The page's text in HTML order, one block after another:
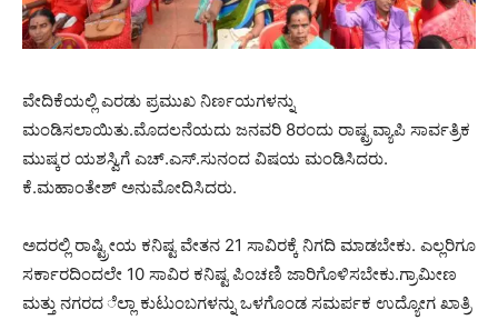
ವೇದಿಕೆಯಲ್ಲಿ ಎರಡು ಪ್ರಮುಖ ನಿರ್ಣಯಗಳನ್ನು
ಮಂಡಿಸಲಾಯಿತು.ಮೊದಲನೆಯದು ಜನವರಿ 8ರಂದು ರಾಷ್ಟ್ರವ್ಯಾಪಿ ಸಾರ್ವತ್ರಿಕ
ಮುಷ್ಕರ ಯಶಸ್ವಿಗೆ ಎಚ್.ಎಸ್.ಸುನಂದ ವಿಷಯ ಮಂಡಿಸಿದರು.
ಕೆ.ಮಹಾಂತೇಶ್ ಅನುಮೋದಿಸಿದರು.
ಅದರಲ್ಲಿ ರಾಷ್ಟ್ರೀಯ ಕನಿಷ್ಟ ವೇತನ 21 ಸಾವಿರಕ್ಕೆ ನಿಗದಿ ಮಾಡಬೇಕು. ಎಲ್ಲರಿಗೂ
ಸರ್ಕಾರದಿಂದಲೇ 10 ಸಾವಿರ ಕನಿಷ್ಟ ಪಿಂಚಣಿ ಜಾರಿಗೊಳಿಸಬೇಕು.ಗ್ರಾಮೀಣ
ಮತ್ತು ನಗರದ ೆಲ್ಲಾ ಕುಟುಂಬಗಳನ್ನು ಒಳಗೊಂಡ ಸಮರ್ಪಕ ಉದ್ಯೋಗ ಖಾತ್ರಿ